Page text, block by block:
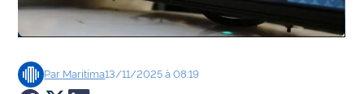
Sports
Société
Par Maritima13/11/2025 à 08:19